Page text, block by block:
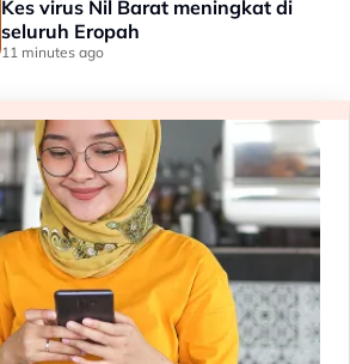
Kes virus Nil Barat meningkat di
seluruh Eropah
11 minutes ago